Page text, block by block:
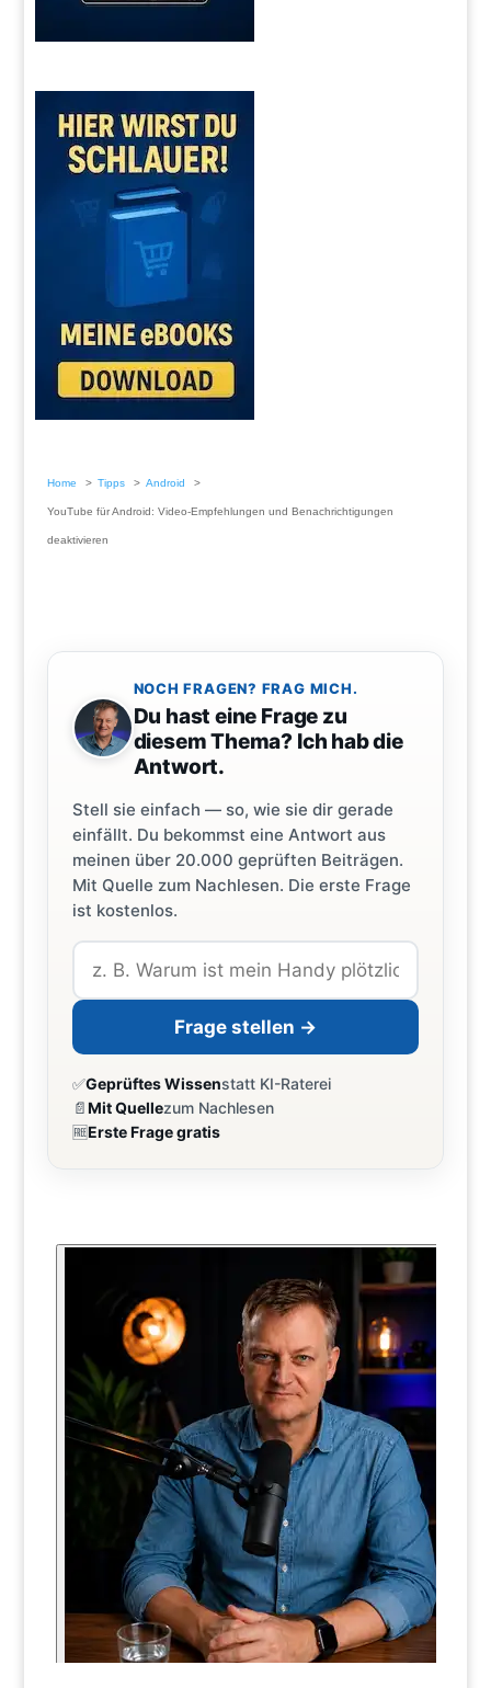
Home Tipps Android
YouTube für Android: Video-Empfehlungen und Benachrichtigungen
deaktivieren
NOCH FRAGEN? FRAG MICH.
Du hast eine Frage zu
diesem Thema? Ich hab die
Antwort.
Stell sie einfach — so, wie sie dir gerade
einfällt. Du bekommst eine Antwort aus
meinen über 20.000 geprüften Beiträgen.
Mit Quelle zum Nachlesen. Die erste Frage
ist kostenlos.
Frage stellen →
✅Geprüftes Wissenstatt KI-Raterei
📄Mit Quellezum Nachlesen
🆓Erste Frage gratis